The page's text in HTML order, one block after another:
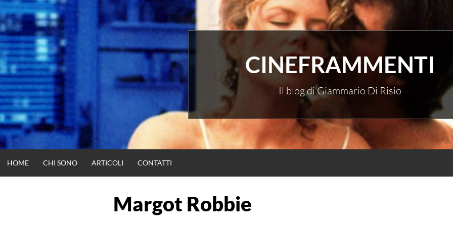
Vai
al
contenuto
CINEFRAMMENTI
Il blog di Giammario Di Risio
HOME CHI SONO ARTICOLI CONTATTI
Margot Robbie